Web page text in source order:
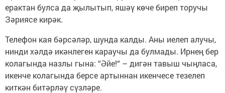
ерактан булса да җылытып, яшәү көче биреп торучы
Зәриясе кирәк.
Телефон кая бәрсәләр, шунда калды. Аны иелеп алучы,
нинди хәлдә икәнлеген караучы да булмады. Ирнең бер
колагында назлы гына: “Әйе!“ – дигән тавыш чыңласа,
икенче колагында берсе артыннан икенчесе тезелеп
киткән битәрләү сүзләре.